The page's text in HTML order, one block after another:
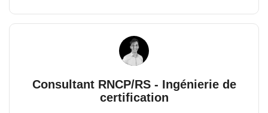
Consultant RNCP/RS - Ingénierie de
certification